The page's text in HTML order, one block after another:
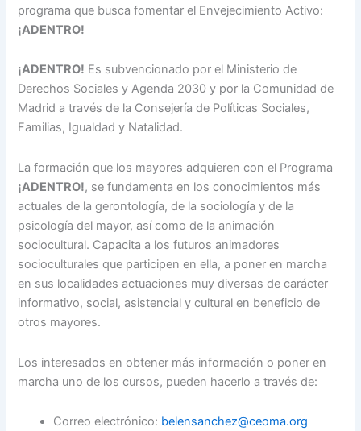
programa que busca fomentar el Envejecimiento Activo:
¡ADENTRO!
¡ADENTRO! Es subvencionado por el Ministerio de
Derechos Sociales y Agenda 2030 y por la Comunidad de
Madrid a través de la Consejería de Políticas Sociales,
Familias, Igualdad y Natalidad.
La formación que los mayores adquieren con el Programa
¡ADENTRO!, se fundamenta en los conocimientos más
actuales de la gerontología, de la sociología y de la
psicología del mayor, así como de la animación
sociocultural. Capacita a los futuros animadores
socioculturales que participen en ella, a poner en marcha
en sus localidades actuaciones muy diversas de carácter
informativo, social, asistencial y cultural en beneficio de
otros mayores.
Los interesados en obtener más información o poner en
marcha uno de los cursos, pueden hacerlo a través de:
Correo electrónico: belensanchez@ceoma.org